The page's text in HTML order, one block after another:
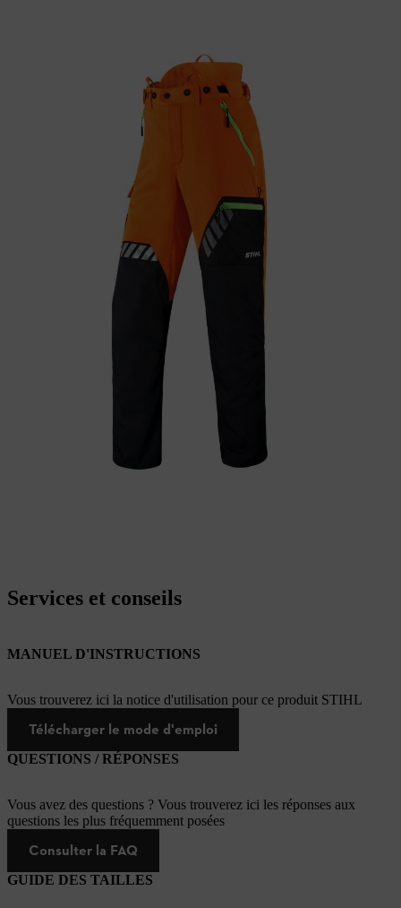
Services et conseils
MANUEL D'INSTRUCTIONS
Vous trouverez ici la notice d'utilisation pour ce produit STIHL
Télécharger le mode d'emploi
QUESTIONS / RÉPONSES
Vous avez des questions ? Vous trouverez ici les réponses aux
questions les plus fréquemment posées
Consulter la FAQ
GUIDE DES TAILLES